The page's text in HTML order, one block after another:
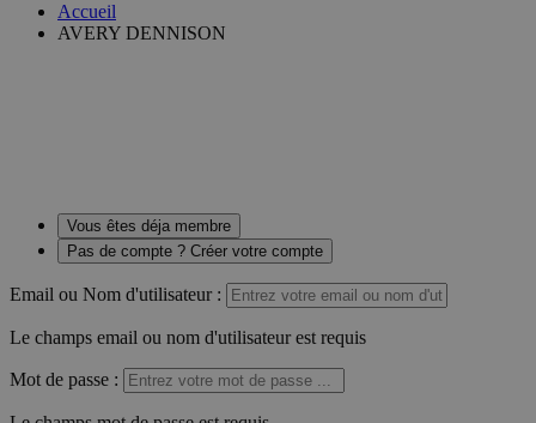
Accueil
AVERY DENNISON
Vous êtes déja membre
Pas de compte ? Créer votre compte
Email ou Nom d'utilisateur :
Le champs email ou nom d'utilisateur est requis
Mot de passe :